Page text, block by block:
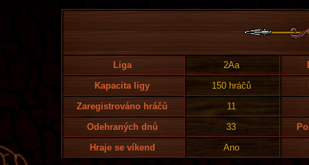
Liga 2Aa
Kapacita ligy
150 hráčů
Zaregistrováno hráčů
11
Odehraných dnů
33
Hraje se víkend
Ano